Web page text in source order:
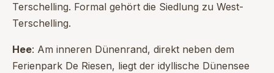
Terschelling. Formal gehört die Siedlung zu West-
Terschelling.
Hee: Am inneren Dünenrand, direkt neben dem
Ferienpark De Riesen, liegt der idyllische Dünensee